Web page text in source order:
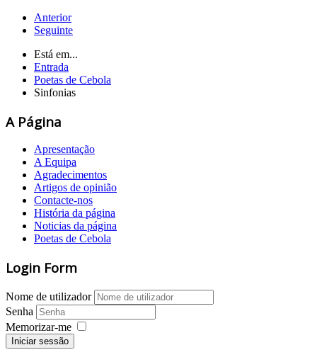
Anterior
Seguinte
Está em...
Entrada
Poetas de Cebola
Sinfonias
A Página
Apresentação
A Equipa
Agradecimentos
Artigos de opinião
Contacte-nos
História da página
Noticias da página
Poetas de Cebola
Login Form
Nome de utilizador
Senha
Memorizar-me
Iniciar sessão